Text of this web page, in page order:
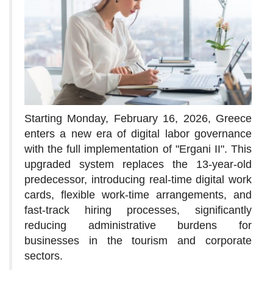
Starting Monday, February 16, 2026, Greece
enters a new era of digital labor governance
with the full implementation of "Ergani II". This
upgraded system replaces the 13-year-old
predecessor, introducing real-time digital work
cards, flexible work-time arrangements, and
fast-track hiring processes, significantly
reducing administrative burdens for
businesses in the tourism and corporate
sectors.